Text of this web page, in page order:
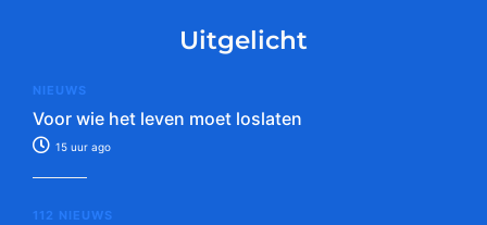
Uitgelicht
NIEUWS
Voor wie het leven moet loslaten
15 uur ago
112 NIEUWS